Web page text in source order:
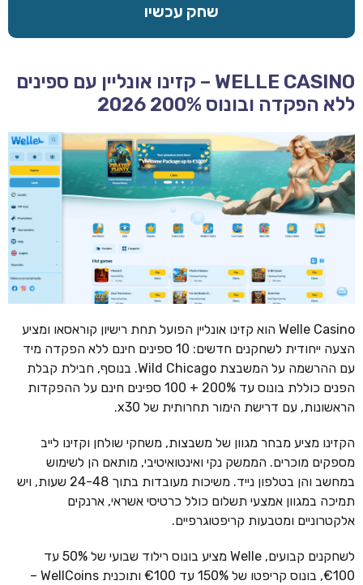
שחק עכשיו
WELLE CASINO – קזינו אונליין עם ספינים
ללא הפקדה ובונוס 200% 2026
Welle Casino הוא קזינו אונליין הפועל תחת רישיון קוראסאו ומציע
הצעה ייחודית לשחקנים חדשים: 10 ספינים חינם ללא הפקדה מיד
עם ההרשמה על המשבצת Wild Chicago. בנוסף, חבילת קבלת
הפנים כוללת בונוס עד 200% + 100 ספינים חינם על ההפקדות
הראשונות, עם דרישת הימור תחרותית של x30.
הקזינו מציע מבחר מגוון של משבצות, משחקי שולחן וקזינו לייב
מספקים מוכרים. הממשק נקי ואינטואיטיבי, מותאם הן לשימוש
במחשב והן בטלפון נייד. משיכות מעובדות בתוך 24-48 שעות, ויש
תמיכה במגוון אמצעי תשלום כולל כרטיסי אשראי, ארנקים
אלקטרוניים ומטבעות קריפטוגרפיים.
לשחקנים קבועים, Welle מציע בונוס רילוד שבועי של 50% עד
€100, בונוס קריפטו של 150% עד €100 ותוכנית WellCoins –